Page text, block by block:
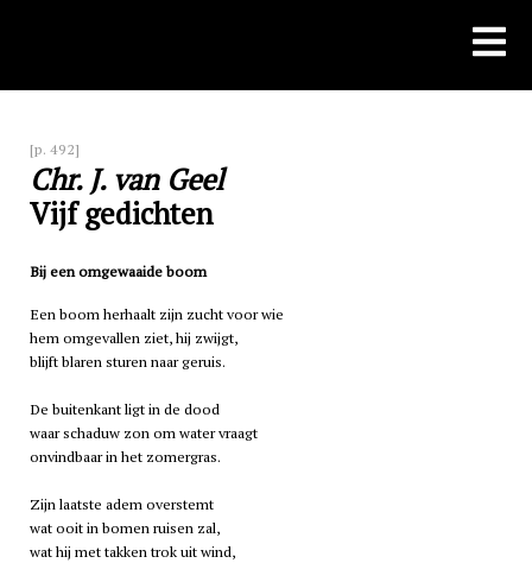
[p. 492]
Chr. J. van Geel
Vijf gedichten
Bij een omgewaaide boom
Een boom herhaalt zijn zucht voor wie
hem omgevallen ziet, hij zwijgt,
blijft blaren sturen naar geruis.
De buitenkant ligt in de dood
waar schaduw zon om water vraagt
onvindbaar in het zomergras.
Zijn laatste adem overstemt
wat ooit in bomen ruisen zal,
wat hij met takken trok uit wind,